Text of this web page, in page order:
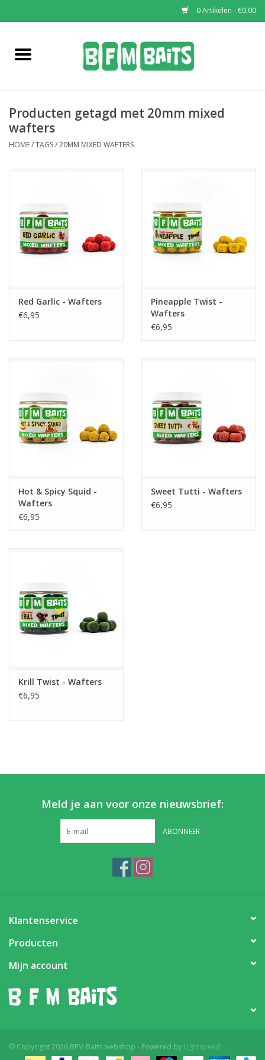
0 Artikelen - €0,00
Home
Pop-Ups
Bucket Deals
Bulk Deals
Nieuws
Producten getagd met 20mm mixed
wafters
HOME/TAGS/20MM MIXED WAFTERS
Red Garlic - Wafters
€6,95
Pineapple Twist -
Wafters
€6,95
Hot & Spicy Squid -
Wafters
€6,95
Sweet Tutti - Wafters
€6,95
Krill Twist - Wafters
€6,95
Meld je aan voor onze nieuwsbrief:
ABONNEER
Klantenservice
Producten
Mijn account
© Copyright 2026 BFM Baits webshop - Powered by Lightspeed